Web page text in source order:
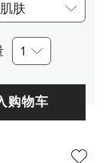
肤
1
购物车